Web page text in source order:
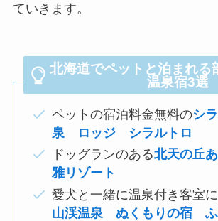
ていきます。
北海道でペットと泊まれる
温泉宿3選
ペットの宿泊料金無料のシ
泉 ロッジ シラルトロ
ドッグランのある北天の丘
雅リゾート
愛犬と一緒に温泉付き客室
山渓温泉 ぬくもりの宿 ふ